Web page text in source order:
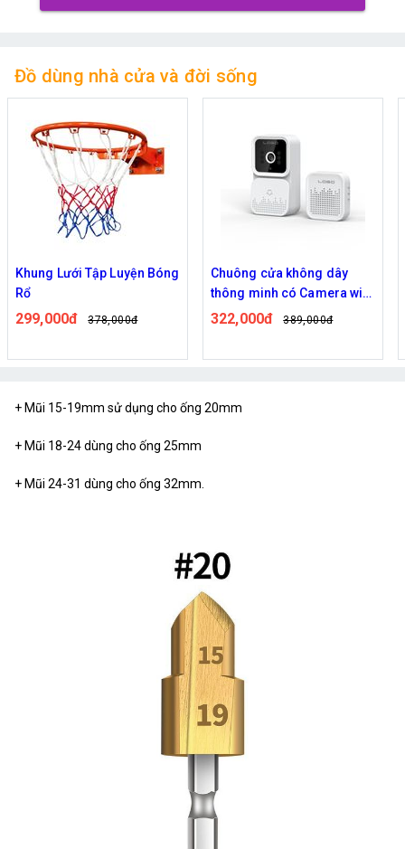
Đồ dùng nhà cửa và đời sống
Khung Lưới Tập Luyện Bóng
Rổ
299,000đ 378,000đ
Chuông cửa không dây
thông minh có Camera wifi
M5,M6 cao cấp
322,000đ 389,000đ
+ Mũi 15-19mm sử dụng cho ống 20mm
+ Mũi 18-24 dùng cho ống 25mm
+ Mũi 24-31 dùng cho ống 32mm.